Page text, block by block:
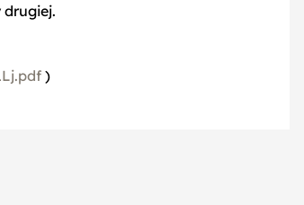
drugiej.
)